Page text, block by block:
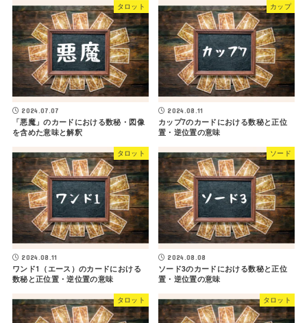
タロット
2024.07.07
「悪魔」のカードにおける数秘・図像
を含めた意味と解釈
カップ
2024.08.11
カップ7のカードにおける数秘と正位
置・逆位置の意味
タロット
2024.08.11
ワンド1（エース）のカードにおける
数秘と正位置・逆位置の意味
ソード
2024.08.08
ソード3のカードにおける数秘と正位
置・逆位置の意味
タロット タロット